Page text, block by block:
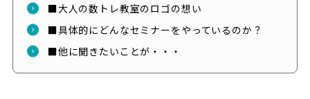
■大人の数トレ教室のロゴの想い
■具体的にどんなセミナーをやっているのか？
■他に聞きたいことが・・・